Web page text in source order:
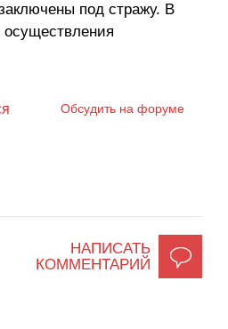
под стражу. В
Обсудить на форуме
НАПИСАТЬ
КОММЕНТАРИЙ